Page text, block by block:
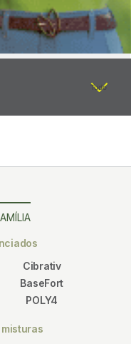
Cibrativ
BaseFort
POLY4